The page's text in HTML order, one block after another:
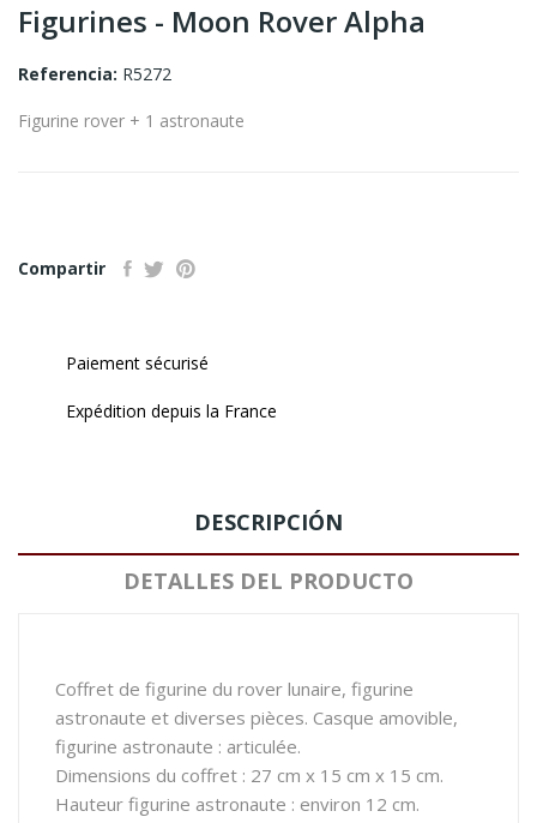
Figurines - Moon Rover Alpha
Referencia: R5272
Figurine rover + 1 astronaute
Compartir
Paiement sécurisé
Expédition depuis la France
DESCRIPCIÓN
DETALLES DEL PRODUCTO
Coffret de figurine du rover lunaire, figurine
astronaute et diverses pièces. Casque amovible,
figurine astronaute : articulée.
Dimensions du coffret : 27 cm x 15 cm x 15 cm.
Hauteur figurine astronaute : environ 12 cm.